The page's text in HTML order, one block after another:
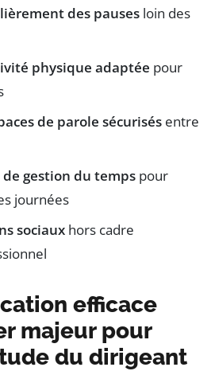
des pauses loin des
physique adaptée pour
de parole sécurisés entre
gestion du temps pour
journées
sociaux hors cadre
efficace
majeur pour
du dirigeant